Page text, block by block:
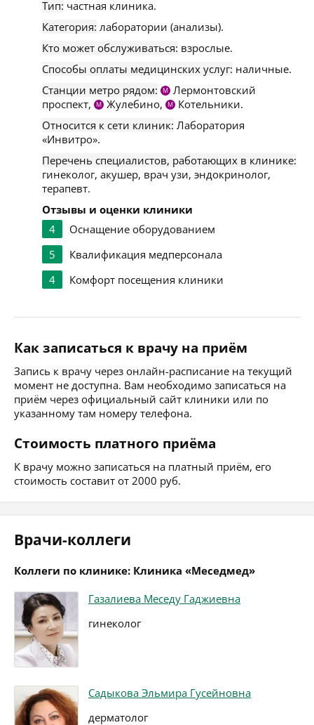
Тип: частная клиника.
Категория: лаборатории (анализы).
Кто может обслуживаться: взрослые.
Способы оплаты медицинских услуг: наличные.
Станции метро рядом:
М Лермонтовский
проспект,
М Жулебино, М
Котельники.
Относится к сети клиник: Лаборатория
«Инвитро».
Перечень специалистов, работающих в клинике:
гинеколог, акушер, врач узи, эндокринолог,
терапевт.
Отзывы и оценки клиники
4
Оснащение оборудованием
5
Квалификация медперсонала
4
Комфорт посещения клиники
Как записаться к врачу на приём
Запись к врачу через онлайн-расписание на текущий
момент не доступна. Вам необходимо записаться на
приём через официальный сайт клиники или по
указанному там номеру телефона.
Стоимость платного приёма
К врачу можно записаться на платный приём, его
стоимость составит от 2000 руб.
Врачи-коллеги
Коллеги по клинике: Клиника «Меседмед»
Газалиева Меседу Гаджиевна
гинеколог
Садыкова Эльмира Гусейновна
дерматолог